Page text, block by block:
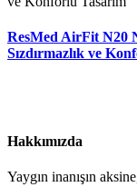
ResMed AirFit N20
Sızdırmazlık ve
Hakkımızda
Yaygın inanışın